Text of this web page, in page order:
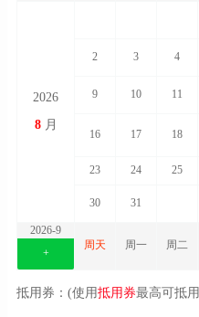
2026
8 月
2 3 4
9 10 11
16 17 18
23 24 25
30 31
2026-9
+
周天 周一 周二
抵用券：(使用抵用券最高可抵用